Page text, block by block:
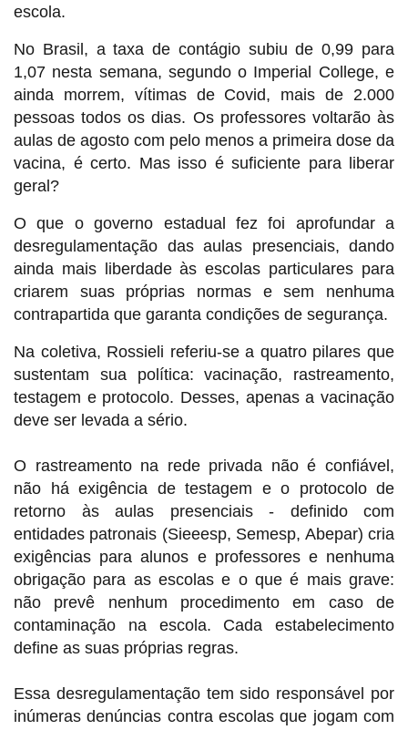
escola.
No Brasil, a taxa de contágio subiu de 0,99 para
1,07 nesta semana, segundo o Imperial College, e
ainda morrem, vítimas de Covid, mais de 2.000
pessoas todos os dias. Os professores voltarão às
aulas de agosto com pelo menos a primeira dose da
vacina, é certo. Mas isso é suficiente para liberar
geral?
O que o governo estadual fez foi aprofundar a
desregulamentação das aulas presenciais, dando
ainda mais liberdade às escolas particulares para
criarem suas próprias normas e sem nenhuma
contrapartida que garanta condições de segurança.
Na coletiva, Rossieli referiu-se a quatro pilares que
sustentam sua política: vacinação, rastreamento,
testagem e protocolo. Desses, apenas a vacinação
deve ser levada a sério.
O rastreamento na rede privada não é confiável,
não há exigência de testagem e o protocolo de
retorno às aulas presenciais - definido com
entidades patronais (Sieeesp, Semesp, Abepar) cria
exigências para alunos e professores e nenhuma
obrigação para as escolas e o que é mais grave:
não prevê nenhum procedimento em caso de
contaminação na escola. Cada estabelecimento
define as suas próprias regras.
Essa desregulamentação tem sido responsável por
inúmeras denúncias contra escolas que jogam com